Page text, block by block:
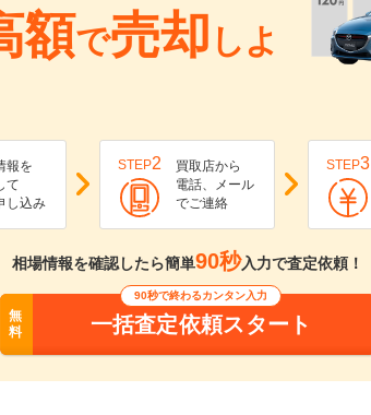
額で売却 しよ
報を
て
し込み
STEP2
買取店から
電話、メール
でご連絡
STEP3
相場情報を確認したら簡単90秒入力で査定依頼！
無
料
90秒で終わるカンタン入力
一括査定依頼スタート